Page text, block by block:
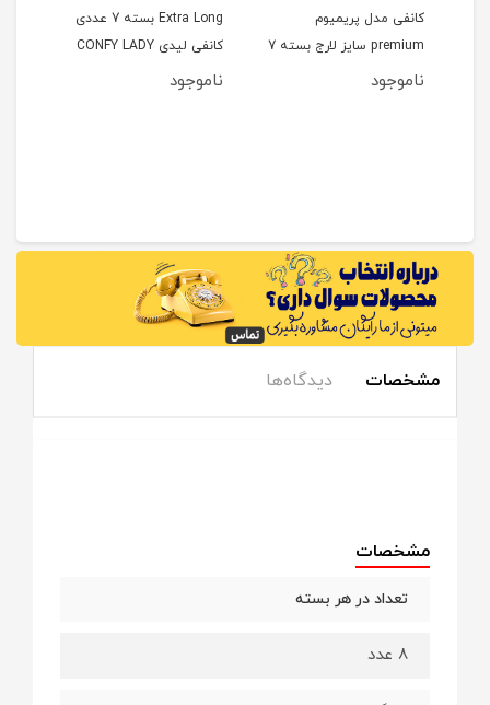
کانفی مدل پریمیوم
premium سایز لارج بسته 7
عددی کانفی CONFY
ناموجود
Extra Long بسته 7 عددی
کانفی لیدی CONFY LADY
ناموجود
مشخصات دیدگاه‌ها
مشخصات
تعداد در هر بسته
8 عدد